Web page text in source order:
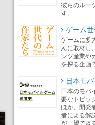
彼らのルー
す。
ゲーム
ゲームに多
んに取材し
ンツ産業や
を探る企画
日本モ
日本のモバ
要なトピッ
ほか、開発
者による解
が一望でき